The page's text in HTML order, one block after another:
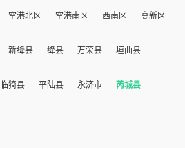
空港北区 空港南区 西南区 高新区
新绛县 绛县 万荣县 垣曲县
临猗县 平陆县 永济市 芮城县